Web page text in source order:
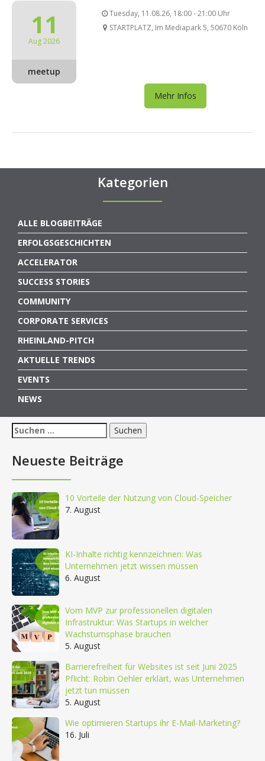
11
Aug 2026
meetup
Tuesday, 11.08.26, 18:00 - 21:00 Uhr
STARTPLATZ, Im Mediapark 5, 50670 Köln
Mehr Infos
Kategorien
ALLE BLOGBEITRÄGE
ERFOLGSGESCHICHTEN
ACCELERATOR
SUCCESS STORIES
COMMUNITY
CORPORATE SERVICES
RHEINLAND-PITCH
AKTUELLE TRENDS
EVENTS
NEWS
Suchen
nach:
Neueste Beiträge
10 Vorteile der Nutzung von Cloud-Speicher
7. August
KI-Inhalte richtig kennzeichnen: Was
Unternehmen jetzt wissen müssen
6. August
Vom MVP zur professionellen digitalen
Infrastruktur: Was Startups in welcher
Wachstumsphase brauchen
5. August
Barrierefreiheit für Websites ist seit Juni 2025
Pflicht: Robin Oehler erklärt, was Unternehmen
jetzt tun müssen
5. August
Wie optimieren Startups ihr E-Mail-Marketing?
16. Juli